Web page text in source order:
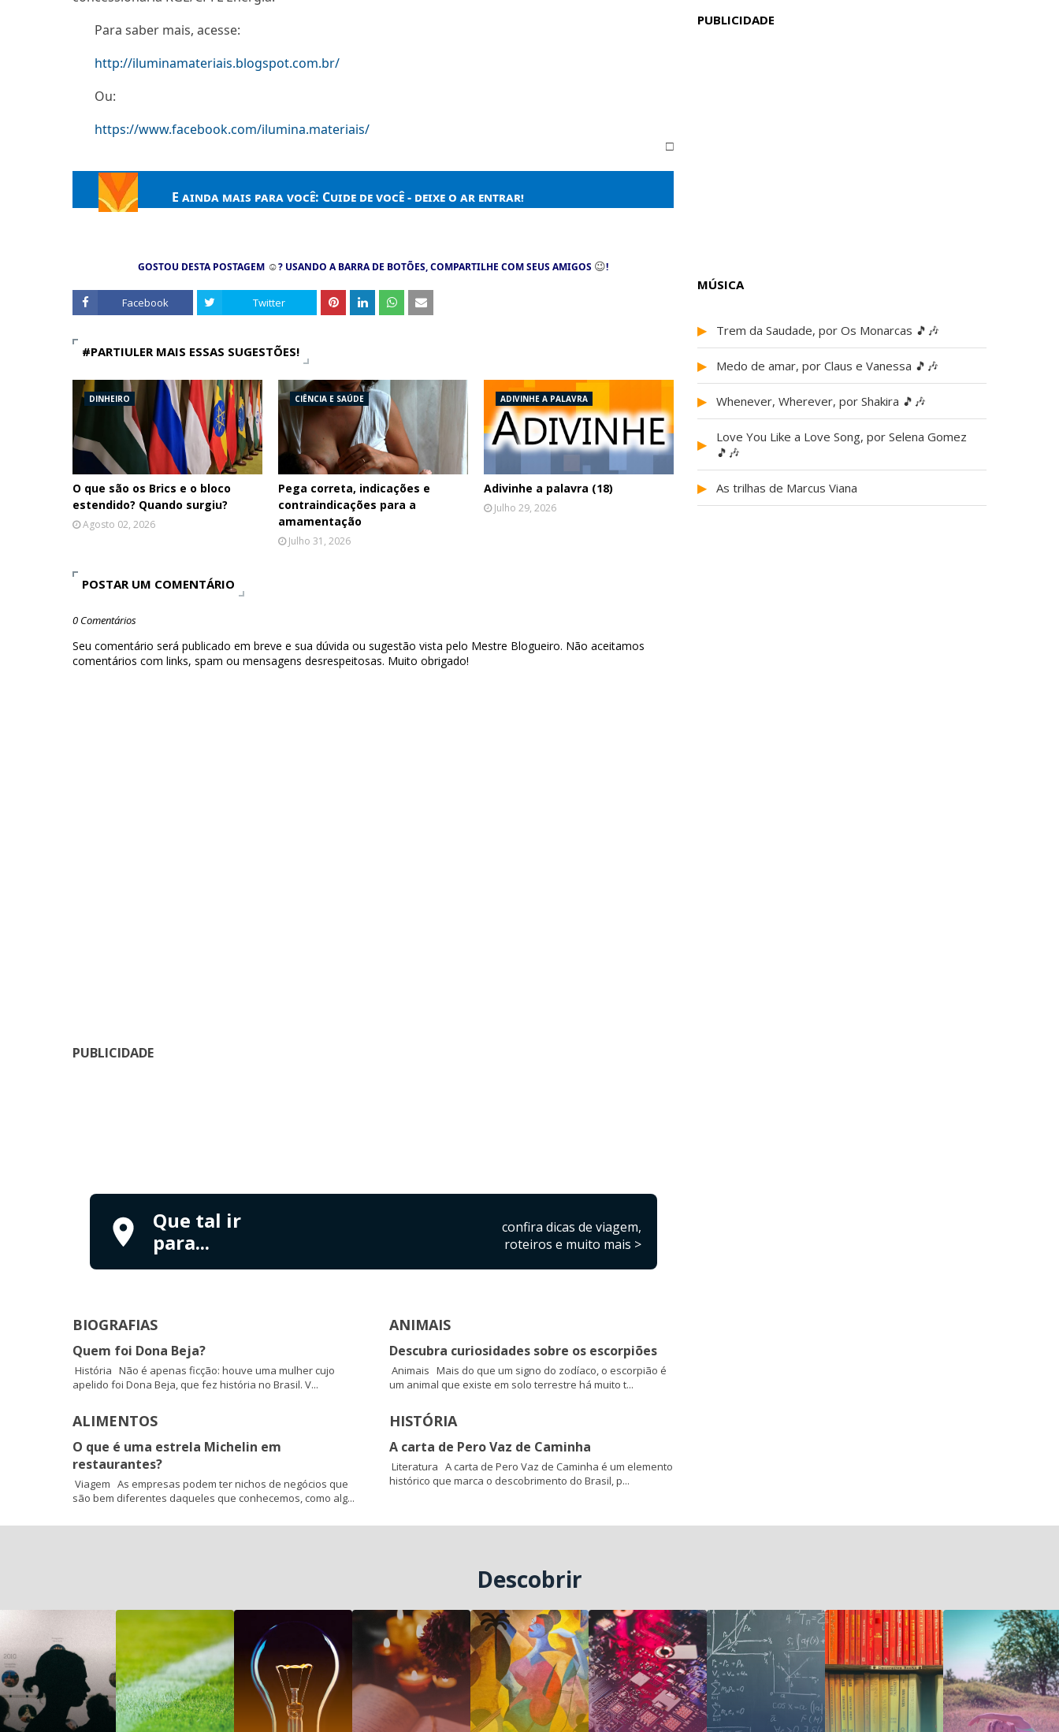
Para saber mais, acesse:
http://iluminamateriais.blogspot.com.br/
Ou:
https://www.facebook.com/ilumina.materiais/
□
E ainda mais para você: Cuide de você - deixe o ar entrar!
GOSTOU DESTA POSTAGEM ☺? USANDO A BARRA DE BOTÕES, COMPARTILHE COM SEUS AMIGOS 😉!
Facebook Twitter
#PARTIULER MAIS ESSAS SUGESTÕES!
DINHEIRO
O que são os Brics e o bloco
estendido? Quando surgiu?
Agosto 02, 2026
CIÊNCIA E SAÚDE
Pega correta, indicações e
contraindicações para a
amamentação
Julho 31, 2026
ADIVINHE A PALAVRA
Adivinhe a palavra (18)
Julho 29, 2026
POSTAR UM COMENTÁRIO
0 Comentários
Seu comentário será publicado em breve e sua dúvida ou sugestão vista pelo Mestre Blogueiro. Não aceitamos
comentários com links, spam ou mensagens desrespeitosas. Muito obrigado!
PUBLICIDADE
Que tal ir
para...
confira dicas de viagem,
roteiros e muito mais >
BIOGRAFIAS
Quem foi Dona Beja?
História Não é apenas ficção: houve uma mulher cujo
apelido foi Dona Beja, que fez história no Brasil. V...
ALIMENTOS
O que é uma estrela Michelin em
restaurantes?
Viagem As empresas podem ter nichos de negócios que
são bem diferentes daqueles que conhecemos, como alg...
ANIMAIS
Descubra curiosidades sobre os escorpiões
Animais Mais do que um signo do zodíaco, o escorpião é
um animal que existe em solo terrestre há muito t...
HISTÓRIA
A carta de Pero Vaz de Caminha
Literatura A carta de Pero Vaz de Caminha é um elemento
histórico que marca o descobrimento do Brasil, p...
PUBLICIDADE
MÚSICA
▶ Trem da Saudade, por Os Monarcas 🎵🎶
▶ Medo de amar, por Claus e Vanessa 🎵🎶
▶ Whenever, Wherever, por Shakira 🎵🎶
▶
Love You Like a Love Song, por Selena Gomez
🎵🎶
▶ As trilhas de Marcus Viana
Descobrir